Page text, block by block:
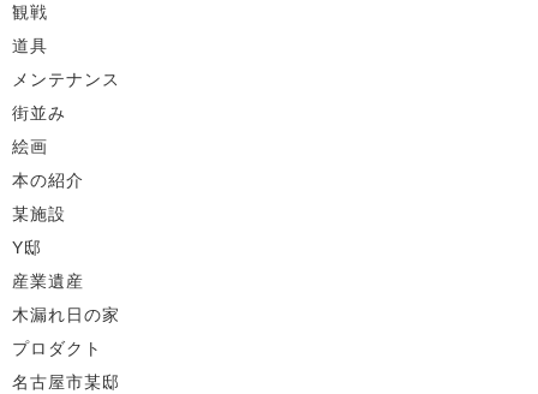
観戦
道具
メンテナンス
街並み
絵画
本の紹介
某施設
Y邸
産業遺産
木漏れ日の家
プロダクト
名古屋市某邸